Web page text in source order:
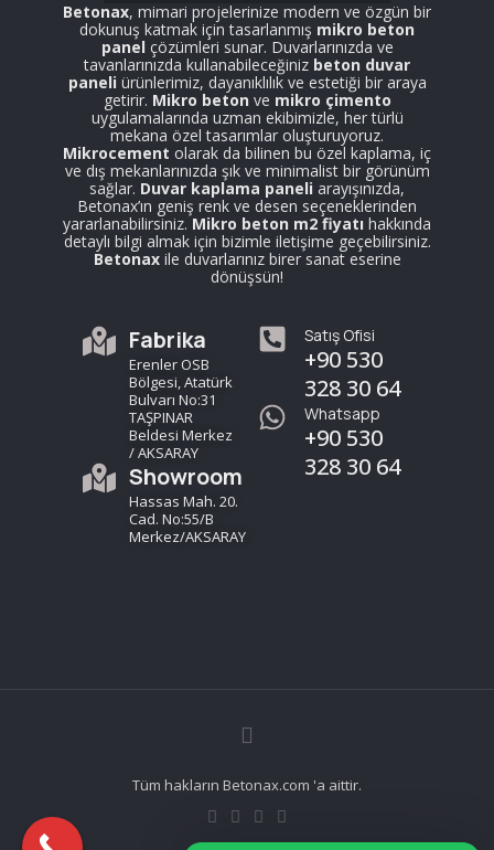
Betonax, mimari projelerinize modern ve özgün bir
dokunuş katmak için tasarlanmış mikro beton
panel çözümleri sunar. Duvarlarınızda ve
tavanlarınızda kullanabileceğiniz beton duvar
paneli ürünlerimiz, dayanıklılık ve estetiği bir araya
getirir. Mikro beton ve mikro çimento
uygulamalarında uzman ekibimizle, her türlü
mekana özel tasarımlar oluşturuyoruz.
Mikrocement olarak da bilinen bu özel kaplama, iç
ve dış mekanlarınızda şık ve minimalist bir görünüm
sağlar. Duvar kaplama paneli arayışınızda,
Betonax’ın geniş renk ve desen seçeneklerinden
yararlanabilirsiniz.Mikro beton m2 fiyatı hakkında
detaylı bilgi almak için bizimle iletişime geçebilirsiniz.
Betonaxile duvarlarınız birer sanat eserine
dönüşsün!
Fabrika
Erenler OSB
Bölgesi, Atatürk
Bulvarı No:31
TAŞPINAR
Beldesi Merkez
/ AKSARAY
Showroom
Hassas Mah. 20.
Cad. No:55/B
Merkez/AKSARAY
Satış Ofisi
+90 530
328 30 64
Whatsapp
+90 530
328 30 64
Tüm hakların Betonax.com 'a aittir.